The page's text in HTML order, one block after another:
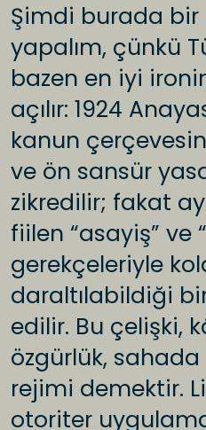
Şimdi burada bir
yapalım, çünkü
bazen en iyi
açılır: 1924
kanun
ve ön sansür
zikredilir; fakat
fiilen “asayiş” ve
gerekçeleriyle
daraltılabildiği
edilir. Bu çelişki,
özgürlük,
rejimi demektir.
otoriter